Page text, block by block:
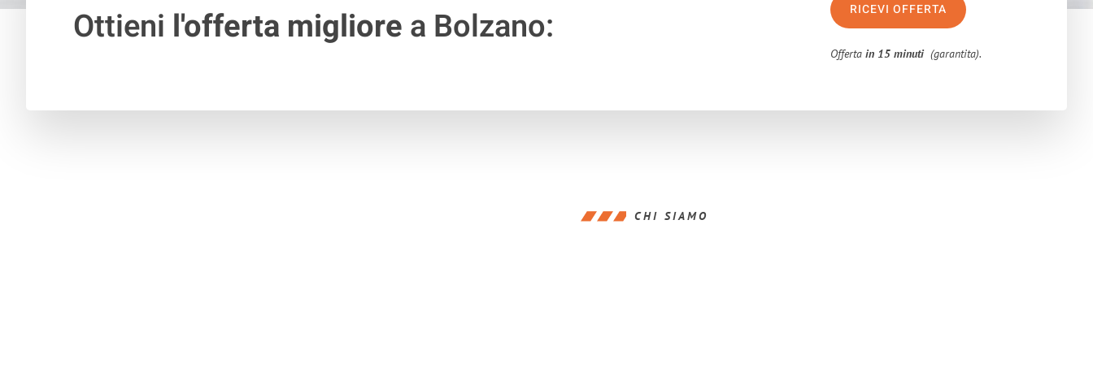
Ottieni l'offerta migliorea Bolzano: RICEVI OFFERTA
Offertain 15 minuti (garantita).
CHI SIAMO